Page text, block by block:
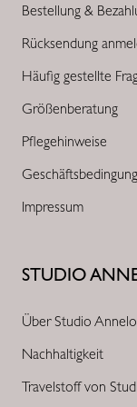
STUDIO
Über Studio
Nachhaltigkeit
Travelstoff von
Bestellung &
Rücksendung
Häufig gestellte
Größenberatung
Pflegehinweise
Impressum